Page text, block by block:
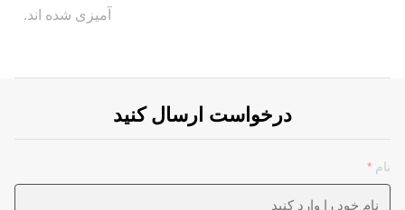
آمیزی شده اند.
درخواست ارسال کنید
نام *